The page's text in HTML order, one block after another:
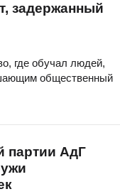
задержанный
где обучал людей,
общественный
партии АдГ